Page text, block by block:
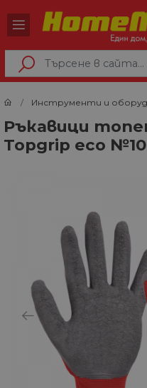
Инструменти и
Ръкавици
Topgrip eco №10